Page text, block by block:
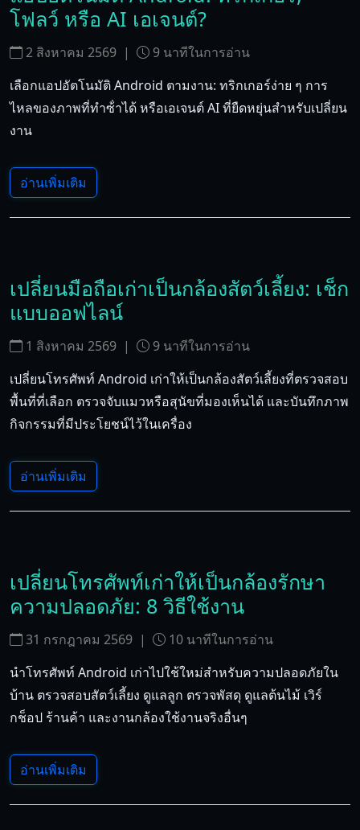
โฟลว์ หรือ AI เอเจนต์?
2 สิงหาคม 2569 | 9 นาทีในการอ่าน
เลือกแอปอัตโนมัติ Android ตามงาน: ทริกเกอร์ง่าย ๆ การ
ไหลของภาพที่ทําซ้ําได้ หรือเอเจนต์ AI ที่ยืดหยุ่นสําหรับเปลี่ยน
งาน
อ่านเพิ่มเติม
เปลี่ยนมือถือเก่าเป็นกล้องสัตว์เลี้ยง: เช็ก
แบบออฟไลน์
1 สิงหาคม 2569 | 9 นาทีในการอ่าน
เปลี่ยนโทรศัพท์ Android เก่าให้เป็นกล้องสัตว์เลี้ยงที่ตรวจสอบ
พื้นที่ที่เลือก ตรวจจับแมวหรือสุนัขที่มองเห็นได้ และบันทึกภาพ
กิจกรรมที่มีประโยชน์ไว้ในเครื่อง
อ่านเพิ่มเติม
เปลี่ยนโทรศัพท์เก่าให้เป็นกล้องรักษา
ความปลอดภัย: 8 วิธีใช้งาน
31 กรกฎาคม 2569 | 10 นาทีในการอ่าน
นำโทรศัพท์ Android เก่าไปใช้ใหม่สำหรับความปลอดภัยใน
บ้าน ตรวจสอบสัตว์เลี้ยง ดูแลลูก ตรวจพัสดุ ดูแลต้นไม้ เวิร์
กช็อป ร้านค้า และงานกล้องใช้งานจริงอื่นๆ
อ่านเพิ่มเติม